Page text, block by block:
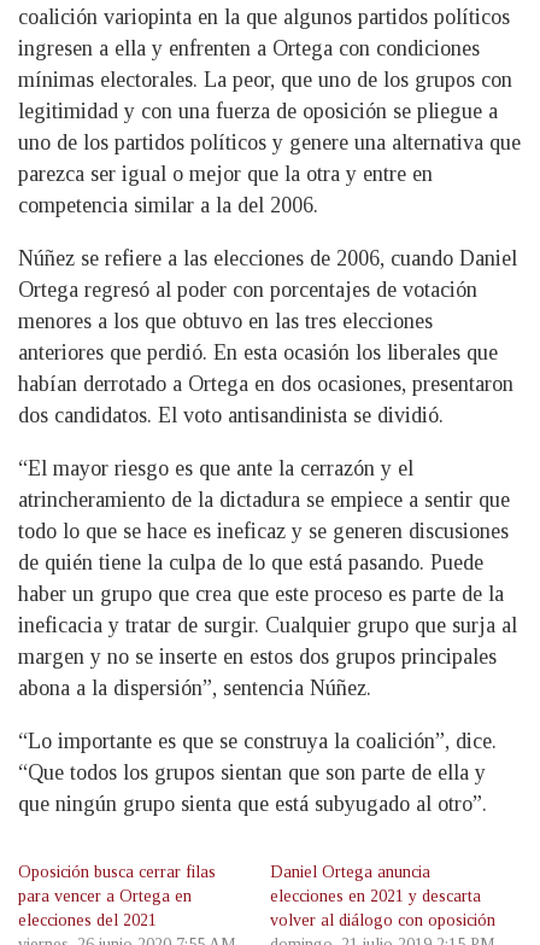
coalición variopinta en la que algunos partidos políticos
ingresen a ella y enfrenten a Ortega con condiciones
mínimas electorales. La peor, que uno de los grupos con
legitimidad y con una fuerza de oposición se pliegue a
uno de los partidos políticos y genere una alternativa que
parezca ser igual o mejor que la otra y entre en
competencia similar a la del 2006.
Núñez se refiere a las elecciones de 2006, cuando Daniel
Ortega regresó al poder con porcentajes de votación
menores a los que obtuvo en las tres elecciones
anteriores que perdió. En esta ocasión los liberales que
habían derrotado a Ortega en dos ocasiones, presentaron
dos candidatos. El voto antisandinista se dividió.
“El mayor riesgo es que ante la cerrazón y el
atrincheramiento de la dictadura se empiece a sentir que
todo lo que se hace es ineficaz y se generen discusiones
de quién tiene la culpa de lo que está pasando. Puede
haber un grupo que crea que este proceso es parte de la
ineficacia y tratar de surgir. Cualquier grupo que surja al
margen y no se inserte en estos dos grupos principales
abona a la dispersión”, sentencia Núñez.
“Lo importante es que se construya la coalición”, dice.
“Que todos los grupos sientan que son parte de ella y
que ningún grupo sienta que está subyugado al otro”.
Oposición busca cerrar filas
para vencer a Ortega en
elecciones del 2021
Daniel Ortega anuncia
elecciones en 2021 y descarta
volver al diálogo con oposición